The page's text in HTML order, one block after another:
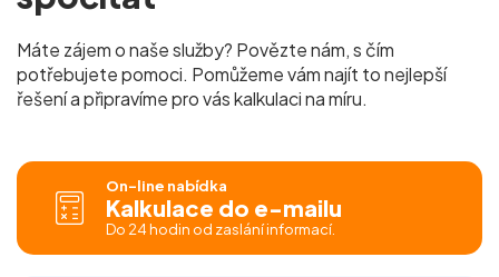
Máte zájem o naše služby? Povězte nám, s čím
potřebujete pomoci. Pomůžeme vám najít to nejlepší
řešení a připravíme pro váskalkulaci na míru.
On-line nabídka
Kalkulace do e-mailu
Do 24 hodin od zaslání informací.